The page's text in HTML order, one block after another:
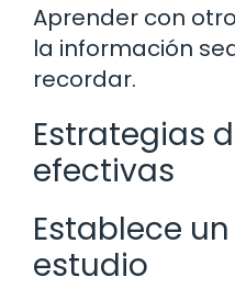
Aprender con
la información
recordar.
Estrategias
efectivas
Establece
estudio